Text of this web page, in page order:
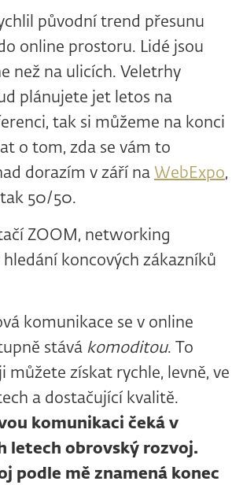
původní trend přesunu
online prostoru. Lidé jsou
než na ulicích. Veletrhy
plánujete jet letos na
tak si můžeme na konci
o tom, zda se vám to
dorazím v září na WebExpo,
50/50.
ZOOM, networking
hledání koncových zákazníků
komunikace se v online
stává komoditou. To
můžete získat rychle, levně, ve
a dostačující kvalitě.
komunikaci čeká v
letech obrovský rozvoj.
podle mě znamená konec